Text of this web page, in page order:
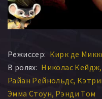
Режиссер: Кирк де
В ролях: Николас Кейдж
Райан Рейнольдс
Эмма Стоун Рэнди Том